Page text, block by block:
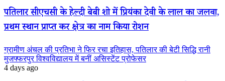
पतिलार सीएचसी के हेल्दी बेबी शो में प्रियंका देवी के लाल का जलवा,
प्रथम स्थान प्राप्त कर क्षेत्र का नाम किया रोशन
ग्रामीण अंचल की प्रतिभा ने फिर रचा इतिहास, पतिलार की बेटी सिद्धि रानी
मुजफ्फरपुर विश्वविद्यालय में बनीं असिस्टेंट प्रोफेसर
4 days ago